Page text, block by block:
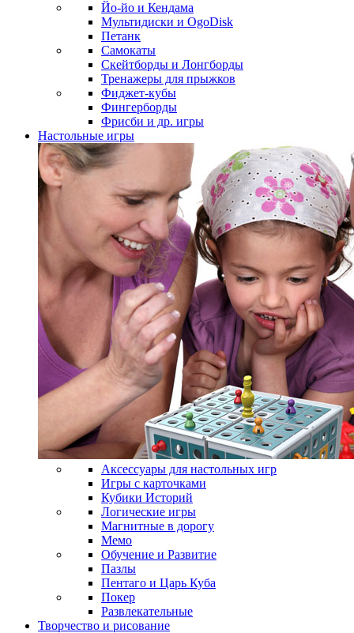
Йо-йо и Кендама
Мультидиски и OgoDisk
Петанк
Самокаты
Скейтборды и Лонгборды
Тренажеры для прыжков
Фиджет-кубы
Фингерборды
Фрисби и др. игры
Настольные игры
Аксессуары для настольных игр
Игры с карточками
Кубики Историй
Логические игры
Магнитные в дорогу
Мемо
Обучение и Развитие
Пазлы
Пентаго и Царь Куба
Покер
Развлекательные
Творчество и рисование